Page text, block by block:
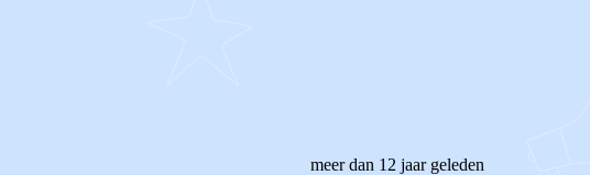
meer dan 12 jaar geleden